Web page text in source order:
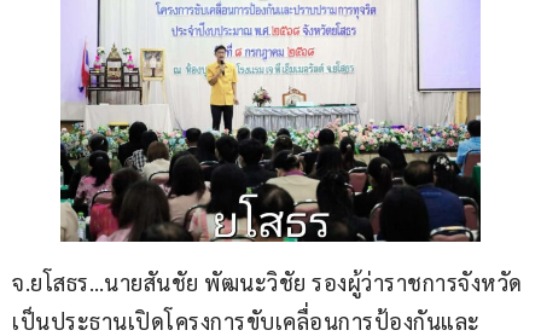
จ.ยโสธร…นายสันชัย พัฒนะวิชัย รองผู้ว่าราชการจังหวัด
เป็นประธานเปิดโครงการขับเคลื่อนการป้องกันและ